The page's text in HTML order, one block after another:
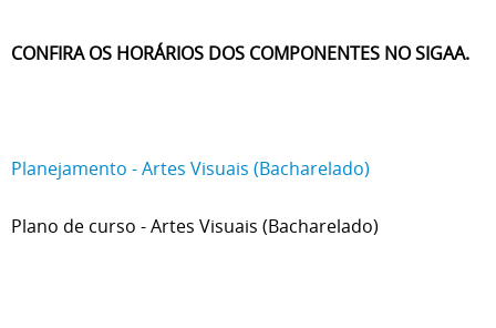
CONFIRA OS HORÁRIOS DOS COMPONENTES NO SIGAA.
Planejamento - Artes Visuais (Bacharelado)
Plano de curso - Artes Visuais (Bacharelado)